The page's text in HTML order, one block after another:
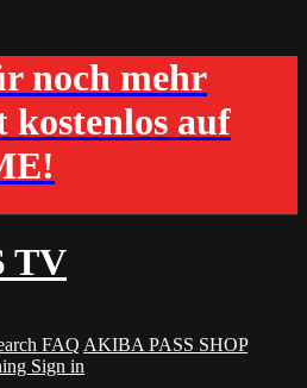
noch mehr
kostenlos auf
TV
FAQ AKIBA PASS SHOP
Sign in